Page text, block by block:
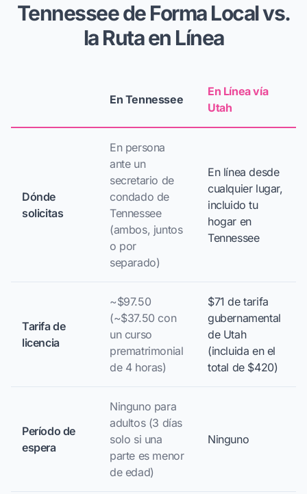
Tennessee de Forma Local vs.
la Ruta en Línea
En Tennessee
En Línea vía
Utah
Dónde
solicitas
En persona
ante un
secretario de
condado de
Tennessee
(ambos, juntos
o por
separado)
En línea desde
cualquier lugar,
incluido tu
hogar en
Tennessee
Tarifa de
licencia
~$97.50
(~$37.50 con
un curso
prematrimonial
de 4 horas)
$71 de tarifa
gubernamental
de Utah
(incluida en el
total de $420)
Período de
espera
Ninguno para
adultos (3 días
solo si una
parte es menor
de edad)
Ninguno